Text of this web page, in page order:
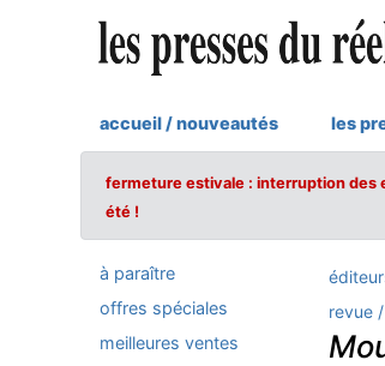
accueil / nouveautés les
fermeture estivale : interruption des
été !
à paraître
offres spéciales
meilleures ventes
revue